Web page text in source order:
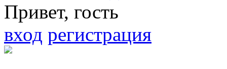
Привет, гость
вход регистрация